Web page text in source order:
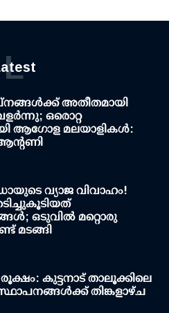
L
അതീതമായി
ഒരൊറ്റ
ആഗോള മലയാളികൾ:
വ്യാജ വിവാഹം!
ഒടുവില്‍ മറ്റൊരു
മടങ്ങി
രൂക്ഷം: കുട്ടനാട് താലൂക്കിലെ
സ്ഥാപനങ്ങള്‍ക്ക് തിങ്കളാഴ്ച